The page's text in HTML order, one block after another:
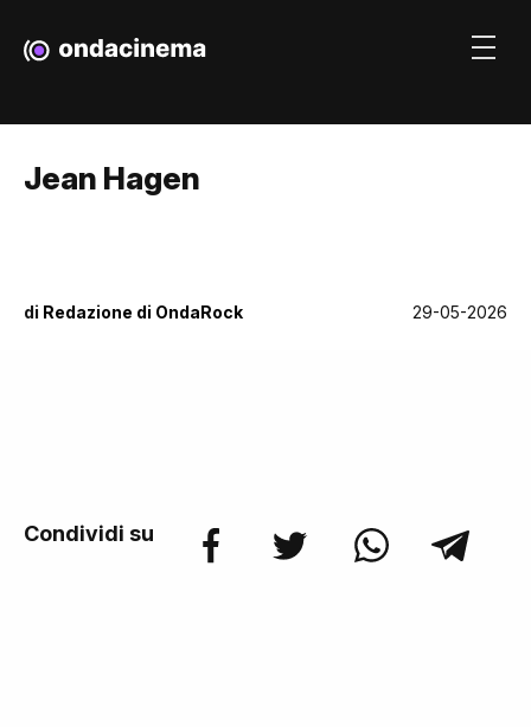
Jean Hagen
di Redazione di OndaRock 29-05-2026
Condividi su